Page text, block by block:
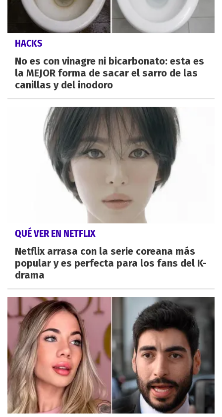
HACKS
No es con vinagre ni bicarbonato: esta es
la MEJOR forma de sacar el sarro de las
canillas y del inodoro
QUÉ VER EN NETFLIX
Netflix arrasa con la serie coreana más
popular y es perfecta para los fans del K-
drama